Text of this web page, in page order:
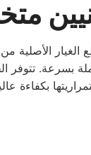
الأصلية
بسرعة.
بكفاءة